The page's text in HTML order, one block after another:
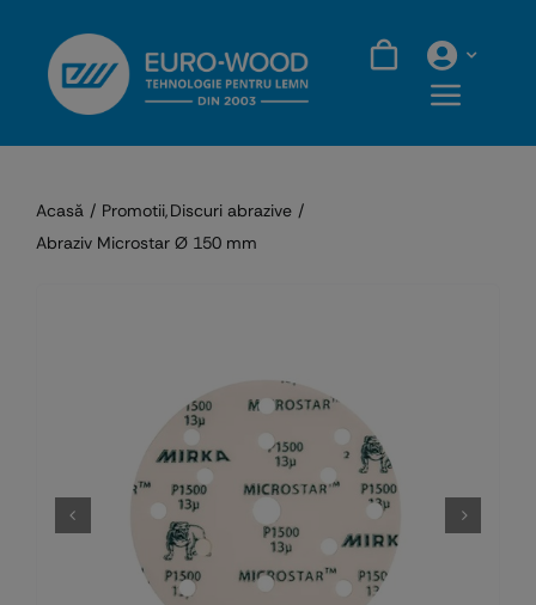
content
Acasă Promotii Discuri abrazive
Abraziv Microstar Ø 150 mm